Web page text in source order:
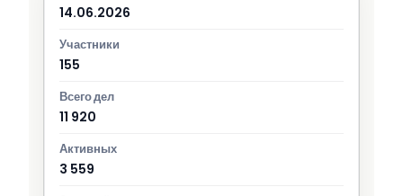
14.06.2026
155
11 920
3 559